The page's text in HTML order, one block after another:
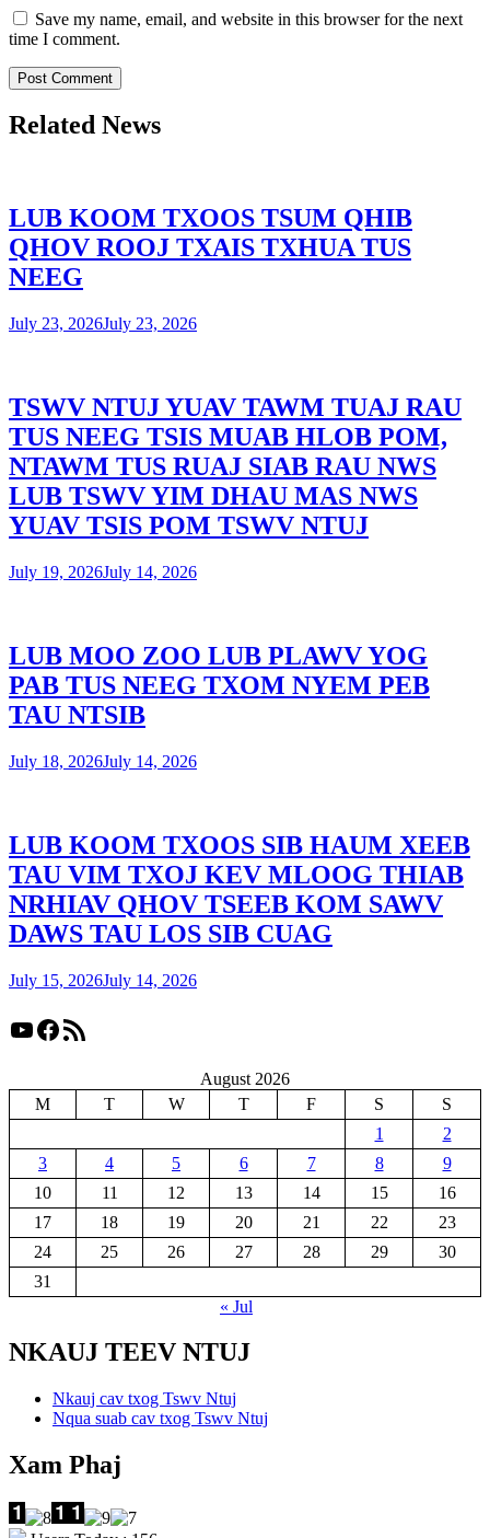
Save my name, email, and website in this browser for the next
time I comment.
Related News
LUB KOOM TXOOS TSUM QHIB
QHOV ROOJ TXAIS TXHUA TUS
NEEG
July 23, 2026July 23, 2026
TSWV NTUJ YUAV TAWM TUAJ RAU
TUS NEEG TSIS MUAB HLOB POM,
NTAWM TUS RUAJ SIAB RAU NWS
LUB TSWV YIM DHAU MAS NWS
YUAV TSIS POM TSWV NTUJ
July 19, 2026July 14, 2026
LUB MOO ZOO LUB PLAWV YOG
PAB TUS NEEG TXOM NYEM PEB
TAU NTSIB
July 18, 2026July 14, 2026
LUB KOOM TXOOS SIB HAUM XEEB
TAU VIM TXOJ KEV MLOOG THIAB
NRHIAV QHOV TSEEB KOM SAWV
DAWS TAU LOS SIB CUAG
July 15, 2026July 14, 2026
YouTube
Facebook
RSS Feed
August 2026
M
T W T F S
S
1
2
3
4 5 6 7 8
9
10
11 12 13 14 15
16
17
18 19 20 21 22
23
24
25 26 27 28 29
30
31
« Jul
NKAUJ TEEV NTUJ
Nkauj cav txog Tswv Ntuj
Nqua suab cav txog Tswv Ntuj
Xam Phaj